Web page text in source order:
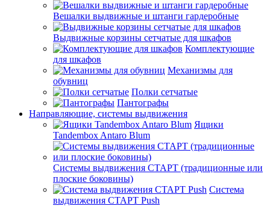
Вешалки выдвижные и штанги гардеробные
Выдвижные корзины сетчатые для шкафов
Комплектующие
для шкафов
Механизмы для
обувниц
Полки сетчатые
Пантографы
Направляющие, системы выдвижения
Ящики
Tandembox Antaro Blum
Системы выдвижения СТАРТ (традиционные или
плоские боковины)
Система
выдвижения СТАРТ Push